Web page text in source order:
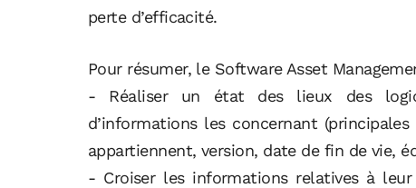
perte d’efficacité.
Pour résumer, le Software Asset
- Réaliser un état des lieux des
d’informations les concernant
appartiennent, version, date de fin de vie,
- Croiser les informations relatives à leur